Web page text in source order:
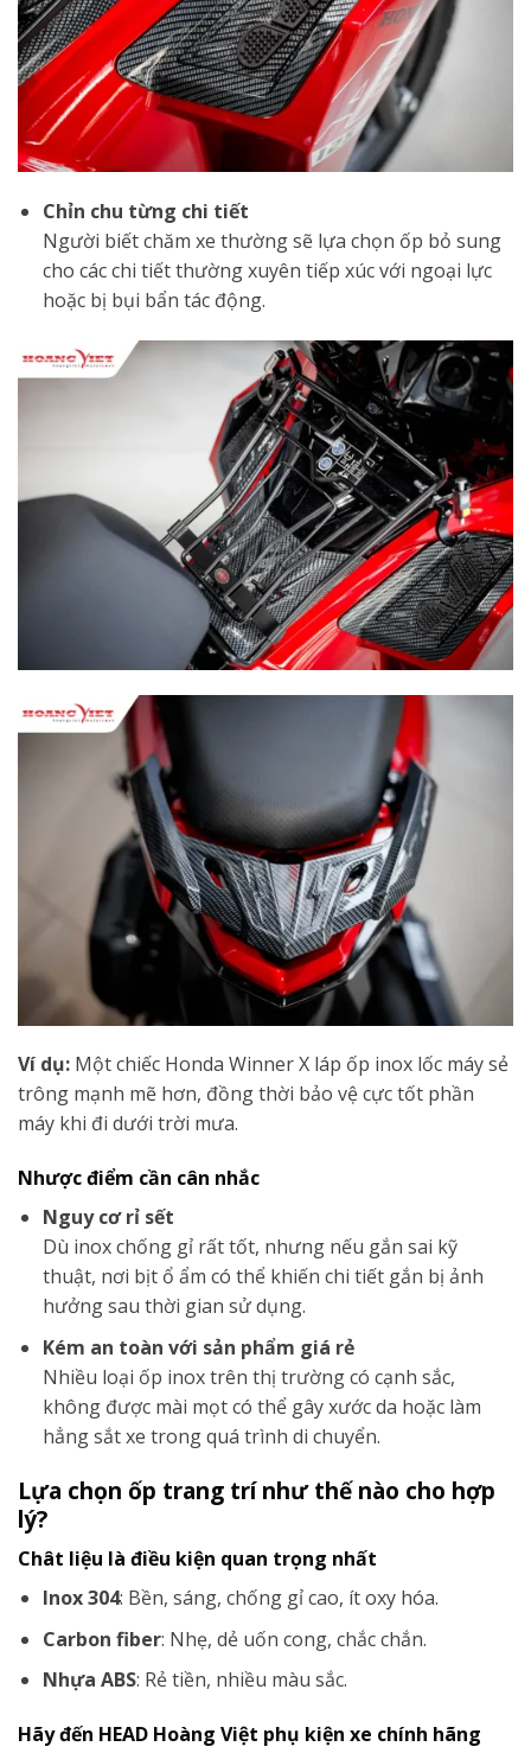
Chỉn chu từng chi tiết
Người biết chăm xe thường sẽ lựa chọn ốp bỏ sung
cho các chi tiết thường xuyên tiếp xúc với ngoại lực
hoặc bị bụi bẩn tác động.
Ví dụ: Một chiếc Honda Winner X láp ốp inox lốc máy sẻ
trông mạnh mẽ hơn, đồng thời bảo vệ cực tốt phần
máy khi đi dưới trời mưa.
Nhược điểm cần cân nhắc
Nguy cơ rỉ sết
Dù inox chống gỉ rất tốt, nhưng nếu gắn sai kỹ
thuật, nơi bịt ổ ẩm có thể khiến chi tiết gắn bị ảnh
hưởng sau thời gian sử dụng.
Kém an toàn với sản phẩm giá rẻ
Nhiều loại ốp inox trên thị trường có cạnh sắc,
không được mài mọt có thể gây xước da hoặc làm
hẳng sắt xe trong quá trình di chuyển.
Lựa chọn ốp trang trí như thế nào cho hợp
lý?
Chât liệu là điều kiện quan trọng nhất
Inox 304: Bền, sáng, chống gỉ cao, ít oxy hóa.
Carbon fiber: Nhẹ, dẻ uốn cong, chắc chắn.
Nhựa ABS: Rẻ tiền, nhiều màu sắc.
Hãy đến HEAD Hoàng Việt phụ kiện xe chính hãng